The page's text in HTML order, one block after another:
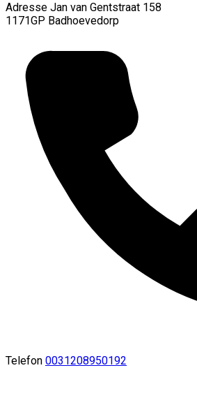
Adresse Jan van Gentstraat 158
1171GP Badhoevedorp
Telefon 0031208950192